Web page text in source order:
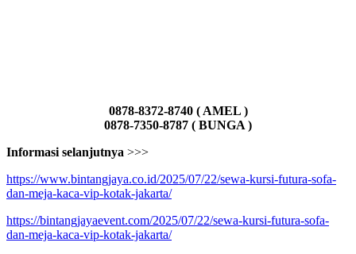
0878-8372-8740 ( AMEL )
0878-7350-8787 ( BUNGA )
Informasi selanjutnya >>>
https://www.bintangjaya.co.id/2025/07/22/sewa-kursi-futura-sofa-
dan-meja-kaca-vip-kotak-jakarta/
https://bintangjayaevent.com/2025/07/22/sewa-kursi-futura-sofa-
dan-meja-kaca-vip-kotak-jakarta/